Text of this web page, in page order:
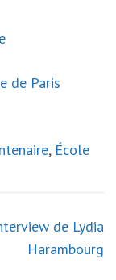
de Paris
, École
de Lydia
Harambourg